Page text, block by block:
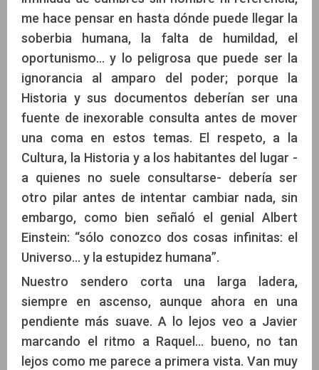
me hace pensar en hasta dónde puede llegar la
soberbia humana, la falta de humildad, el
oportunismo… y lo peligrosa que puede ser la
ignorancia al amparo del poder; porque la
Historia y sus documentos deberían ser una
fuente de inexorable consulta antes de mover
una coma en estos temas. El respeto, a la
Cultura, la Historia y a los habitantes del lugar -
a quienes no suele consultarse- debería ser
otro pilar antes de intentar cambiar nada, sin
embargo, como bien señaló el genial Albert
Einstein: “sólo conozco dos cosas infinitas: el
Universo… y la estupidez humana”.
Nuestro sendero corta una larga ladera,
siempre en ascenso, aunque ahora en una
pendiente más suave. A lo lejos veo a Javier
marcando el ritmo a Raquel… bueno, no tan
lejos como me parece a primera vista. Van muy